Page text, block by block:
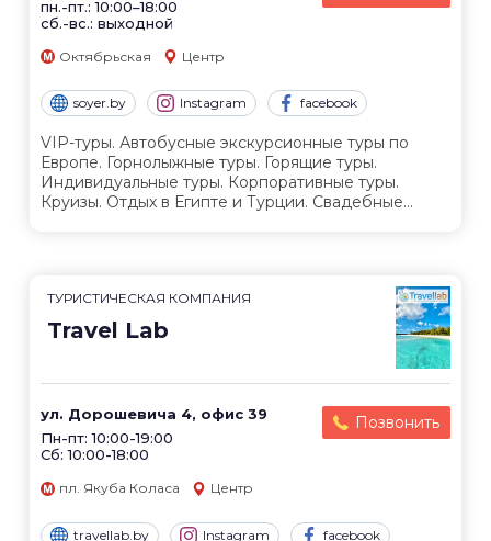
пн.-пт.: 10:00–18:00
сб.-вс.: выходной
Октябрьская Центр
soyer.by Instagram facebook
VIP-туры. Автобусные экскурсионные туры по
Европе. Горнолыжные туры. Горящие туры.
Индивидуальные туры. Корпоративные туры.
Круизы. Отдых в Египте и Турции. Свадебные...
ТУРИСТИЧЕСКАЯ КОМПАНИЯ
Travel Lab
ул. Дорошевича 4, офис 39
Пн-пт: 10:00-19:00
Сб: 10:00-18:00
Позвонить
пл. Якуба Коласа Центр
travellab.by Instagram facebook